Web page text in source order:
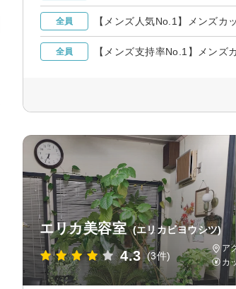
全員 【メンズ人気No.1】メンズ
全員 【メンズ支持率No.1】メン
エリカ美容室 (エリカビヨウシツ)
4.3 (3件)
ア
カ